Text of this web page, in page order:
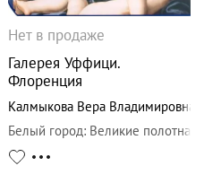
Нет в продаже
Галерея Уффици.
Флоренция
Калмыкова Вера Владимировна
Белый город: Великие полотна